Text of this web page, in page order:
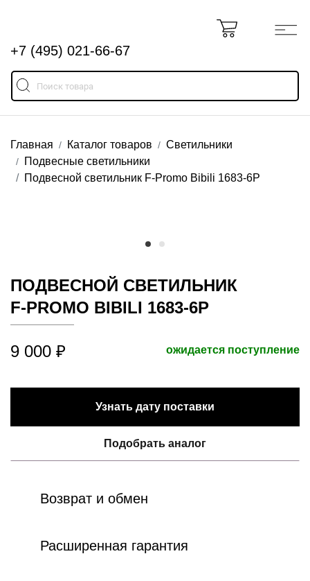
+7 (495) 021-66-67
Главная Каталог товаров
Светильники
Подвесные светильники
Подвесной светильник F-Promo Bibili 1683-6P
ПОДВЕСНОЙ СВЕТИЛЬНИК
F-PROMO BIBILI 1683-6P
9 000 ₽ ожидается поступление
Узнать дату поставки
Подобрать аналог
Возврат и обмен
Расширенная гарантия